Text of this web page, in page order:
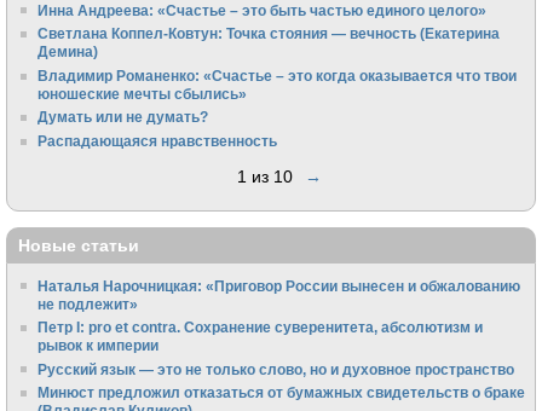
Инна Андреева: «Счастье – это быть частью единого целого»
Светлана Коппел-Ковтун: Точка стояния — вечность (Екатерина
Демина)
Владимир Романенко: «Счастье – это когда оказывается что твои
юношеские мечты сбылись»
Думать или не думать?
Распадающаяся нравственность
1 из 10 →
Новые статьи
Наталья Нарочницкая: «Приговор России вынесен и обжалованию
не подлежит»
Петр I: pro et contra. Сохранение суверенитета, абсолютизм и
рывок к империи
Русский язык — это не только слово, но и духовное пространство
Минюст предложил отказаться от бумажных свидетельств о браке